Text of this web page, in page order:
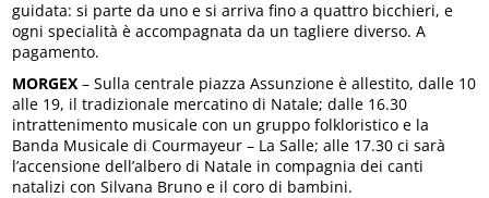
guidata: si parte da uno e si arriva fino a quattro bicchieri, e
ogni specialità è accompagnata da un tagliere diverso. A
pagamento.
MORGEX – Sulla centrale piazza Assunzione è allestito, dalle 10
alle 19, il tradizionale mercatino di Natale; dalle 16.30
intrattenimento musicale con un gruppo folkloristico e la
Banda Musicale di Courmayeur – La Salle; alle 17.30 ci sarà
l’accensione dell’albero di Natale in compagnia dei canti
natalizi con Silvana Bruno e il coro di bambini.